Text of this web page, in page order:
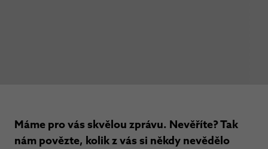
Máme pro vás skvělou zprávu. Nevěříte? Tak
nám povězte, kolik z vás si někdy nevědělo